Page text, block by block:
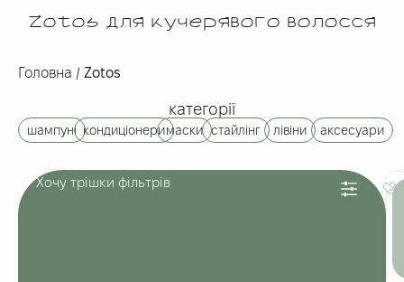
Zotos для кучерявого волосся
Головна / Zotos
категорії
шампуні кондиціонеримаски стайлінг лівіни аксесуари
Хочу трішки фільтрів